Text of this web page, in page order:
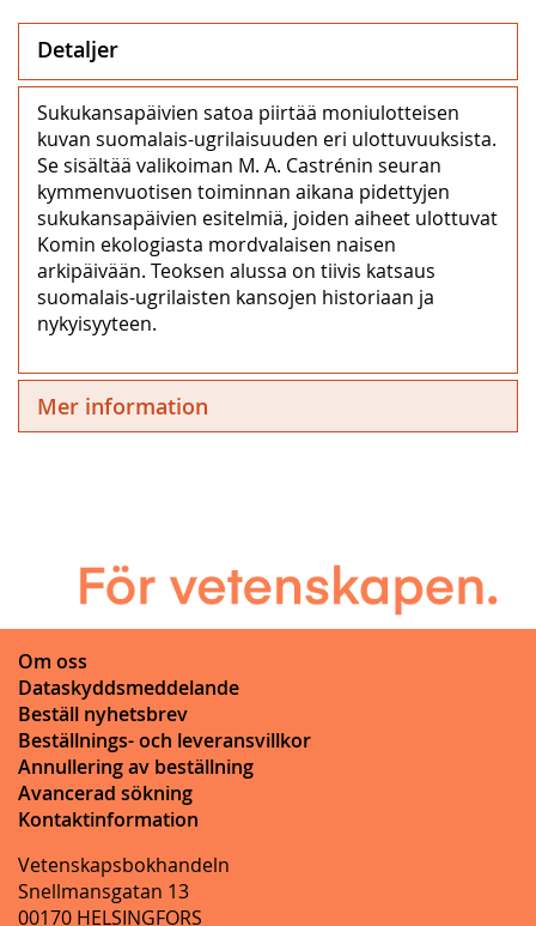
Detaljer
Sukukansapäivien satoa piirtää moniulotteisen
kuvan suomalais-ugrilaisuuden eri ulottuvuuksista.
Se sisältää valikoiman M. A. Castrénin seuran
kymmenvuotisen toiminnan aikana pidettyjen
sukukansapäivien esitelmiä, joiden aiheet ulottuvat
Komin ekologiasta mordvalaisen naisen
arkipäivään. Teoksen alussa on tiivis katsaus
suomalais-ugrilaisten kansojen historiaan ja
nykyisyyteen.
Mer information
Om oss
Dataskyddsmeddelande
Beställ nyhetsbrev
Beställnings- och leveransvillkor
Annullering av beställning
Avancerad sökning
Kontaktinformation
Vetenskapsbokhandeln
Snellmansgatan 13
00170 HELSINGFORS